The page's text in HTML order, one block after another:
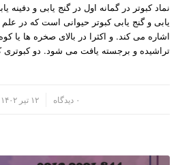
نماد کبوتر در گمانه اول در گنج یابی و دفینه
یابی و گنج یابی کبوتر حیوانی است که در
اشاره می کند. و اکثرا در بالای صخره ها یا
تراشیده و برجسته یافت می شود. دو
۰ دیدگاه ۱۲ تیر ۱۴۰۲